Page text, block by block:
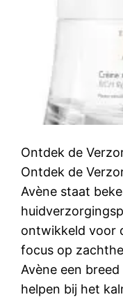
Ontdek de
Ontdek de
Avène staat
ontwikkeld voor
focus op
Avène een
helpen bij het